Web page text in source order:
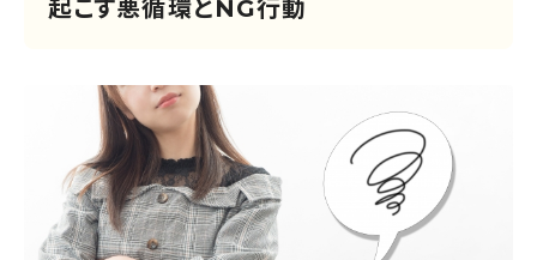
起こす悪循環とNG行動